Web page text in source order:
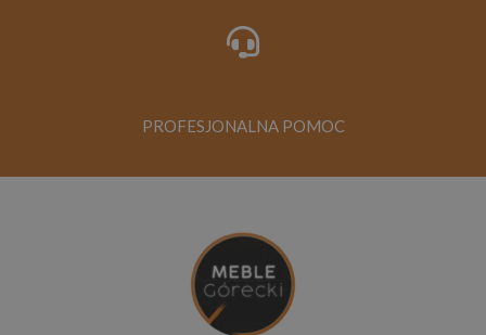
PROFESJONALNA POMOC